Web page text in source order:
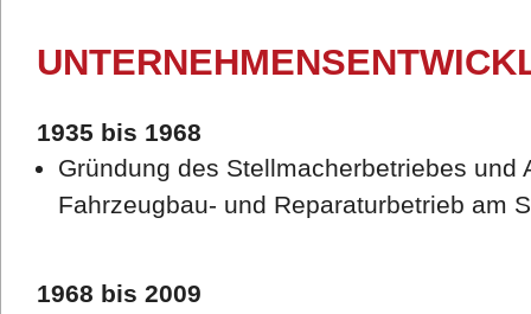
1935 bis 1968
Gründung des Stellmacherbetriebes und
Fahrzeugbau- und Reparaturbetrieb am
1968 bis 2009